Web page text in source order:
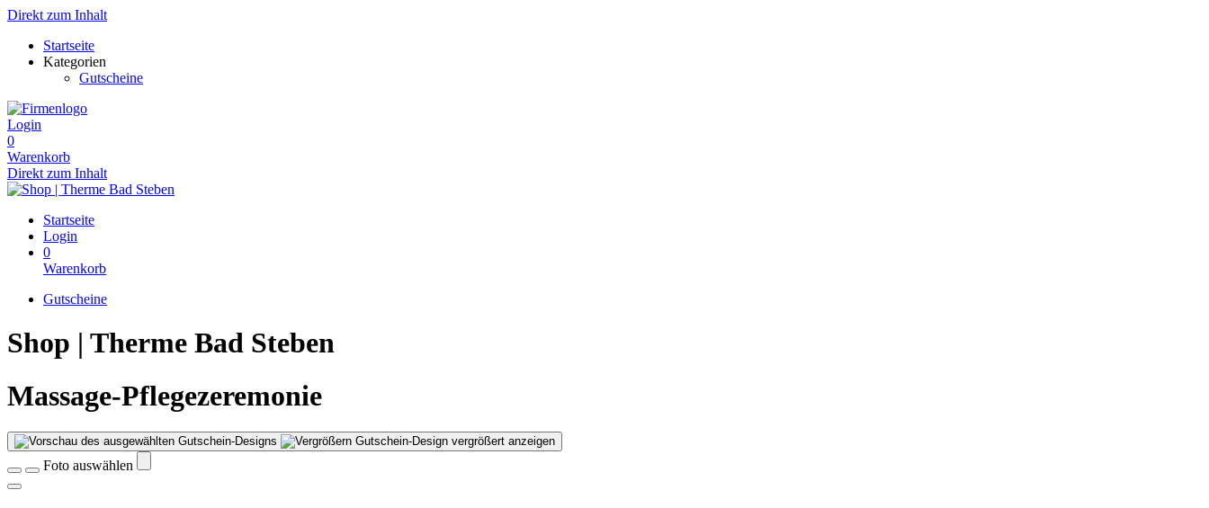
Direkt zum Inhalt
Startseite
Kategorien
Gutscheine
Login
0
Warenkorb
Direkt zum Inhalt
Startseite
Login
0
Warenkorb
Gutscheine
Shop | Therme Bad Steben
Massage-Pflegezeremonie
Gutschein-Design vergrößert anzeigen
Foto auswählen